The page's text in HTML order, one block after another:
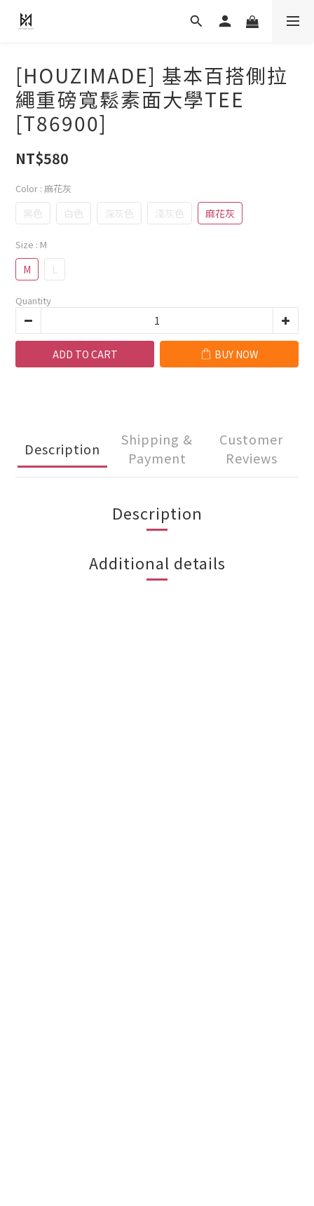
[HOUZIMADE] 基本百搭側拉
繩重磅寬鬆素面大學TEE
[T86900]
NT$580
Color : 麻花灰
黑色 白色 深灰色 淺灰色 麻花灰
Size : M
M L
Quantity
ADD TO CART BUY NOW
Description
Shipping &
Payment
Customer
Reviews
Description
Additional details